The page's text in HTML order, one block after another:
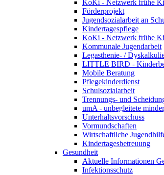
KoKi - Netzwerk frühe
Förderprojekt
Jugendsozialarbeit an
Kindertagespflege
KoKi - Netzwerk frühe
Kommunale Jugendarbeit
Legasthenie- /
LITTLE BIRD -
Mobile Beratung
Pflegekinderdienst
Schulsozialarbeit
Trennungs- und
umA - unbegleitete
Unterhaltsvorschuss
Vormundschaften
Wirtschaftliche
Kindertagesbetreuung
Gesundheit
Aktuelle Informationen
Infektionsschutz